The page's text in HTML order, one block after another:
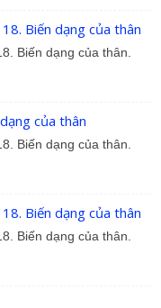
Biến dạng của thân
Biến dạng của thân.
của thân
Biến dạng của thân.
Biến dạng của thân
Biến dạng của thân.